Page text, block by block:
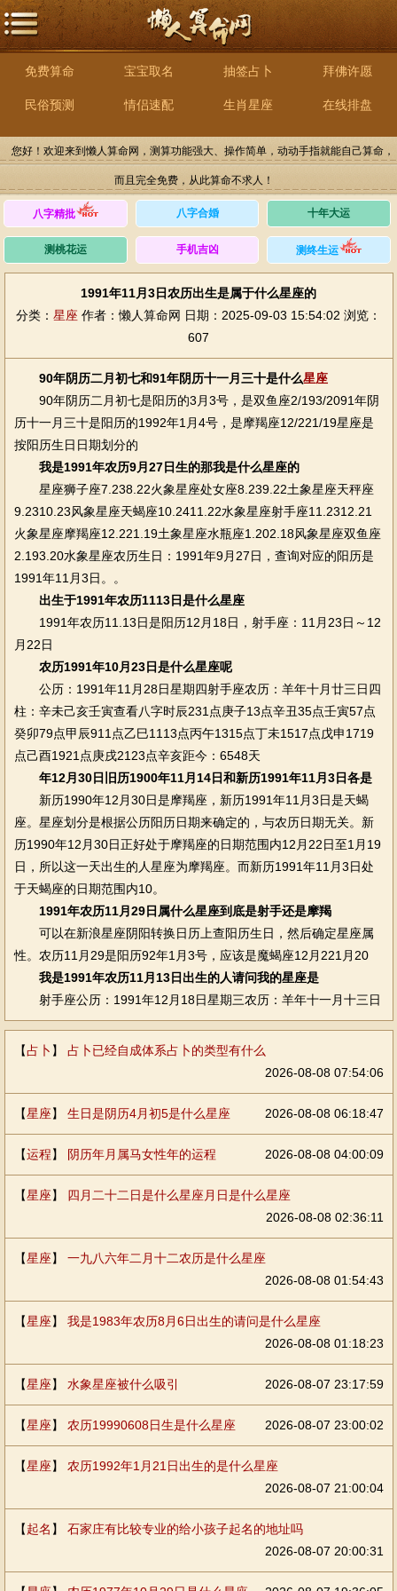
免费算命 宝宝取名 抽签占卜 拜佛许愿
民俗预测 情侣速配 生肖星座 在线排盘
您好！欢迎来到懒人算命网，测算功能强大、操作简单，动动手指就能自己算命，
而且完全免费，从此算命不求人！
八字精批 八字合婚 十年大运
测桃花运 手机吉凶 测终生运
1991年11月3日农历出生是属于什么星座的
分类： 星座 作者：懒人算命网 日期：2025-09-03 15:54:02 浏览：
607
90年阴历二月初七和91年阴历十一月三十是什么星座
90年阴历二月初七是阳历的3月3号，是双鱼座2/193/2091年阴
历十一月三十是阳历的1992年1月4号，是摩羯座12/221/19星座是
按阳历生日日期划分的
我是1991年农历9月27日生的那我是什么星座的
星座狮子座7.238.22火象星座处女座8.239.22土象星座天秤座
9.2310.23风象星座天蝎座10.2411.22水象星座射手座11.2312.21
火象星座摩羯座12.221.19土象星座水瓶座1.202.18风象星座双鱼座
2.193.20水象星座农历生日：1991年9月27日，查询对应的阳历是
1991年11月3日。。
出生于1991年农历1113日是什么星座
1991年农历11.13日是阳历12月18日，射手座：11月23日～12
月22日
农历1991年10月23日是什么星座呢
公历：1991年11月28日星期四射手座农历：羊年十月廿三日四
柱：辛未己亥壬寅查看八字时辰231点庚子13点辛丑35点壬寅57点
癸卯79点甲辰911点乙巳1113点丙午1315点丁未1517点戊申1719
点己酉1921点庚戌2123点辛亥距今：6548天
年12月30日旧历1900年11月14日和新历1991年11月3日各是
新历1990年12月30日是摩羯座，新历1991年11月3日是天蝎
座。星座划分是根据公历阳历日期来确定的，与农历日期无关。新
历1990年12月30日正好处于摩羯座的日期范围内12月22日至1月19
日，所以这一天出生的人星座为摩羯座。而新历1991年11月3日处
于天蝎座的日期范围内10。
1991年农历11月29日属什么星座到底是射手还是摩羯
可以在新浪星座阴阳转换日历上查阳历生日，然后确定星座属
性。农历11月29是阳历92年1月3号，应该是魔蝎座12月221月20
我是1991年农历11月13日出生的人请问我的星座是
射手座公历：1991年12月18日星期三农历：羊年十一月十三日
【占卜 】 占卜已经自成体系占卜的类型有什么
2026-08-08 07:54:06
【星座】 生日是阴历4月初5是什么星座 2026-08-08 06:18:47
【运程】 阴历年月属马女性年的运程 2026-08-08 04:00:09
【星座】 四月二十二日是什么星座月日是什么星座
2026-08-08 02:36:11
【星座】 一九八六年二月十二农历是什么星座
2026-08-08 01:54:43
【星座】 我是1983年农历8月6日出生的请问是什么星座
2026-08-08 01:18:23
【星座】 水象星座被什么吸引 2026-08-07 23:17:59
【星座】 农历19990608日生是什么星座 2026-08-07 23:00:02
【星座】 农历1992年1月21日出生的是什么星座
2026-08-07 21:00:04
【起名 】 石家庄有比较专业的给小孩子起名的地址吗
2026-08-07 20:00:31